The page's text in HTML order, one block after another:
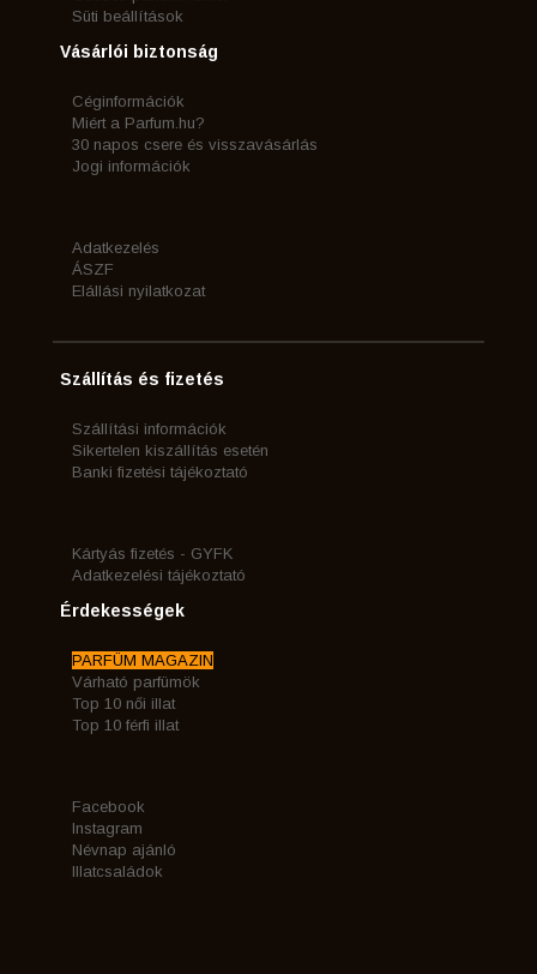
Süti beállítások
Vásárlói biztonság
Céginformációk
Miért a Parfum.hu?
30 napos csere és visszavásárlás
Jogi információk
Adatkezelés
ÁSZF
Elállási nyilatkozat
Szállítás és fizetés
Szállítási információk
Sikertelen kiszállítás esetén
Banki fizetési tájékoztató
Kártyás fizetés - GYFK
Adatkezelési tájékoztató
Érdekességek
PARFÜM MAGAZIN
Várható parfümök
Top 10 női illat
Top 10 férfi illat
Facebook
Instagram
Névnap ajánló
Illatcsaládok